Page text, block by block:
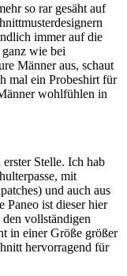
so rar gesäht auf
immer auf die
wie bei
Männer aus, schaut
mal ein Probeshirt für
wohlfühlen in
erster Stelle. Ich hab
mit
und auch aus
Paneo ist dieser hier
vollständigen
in einer Größe größer
hervorragend für